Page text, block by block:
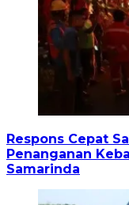
Respons Cepat
Penanganan
Samarinda